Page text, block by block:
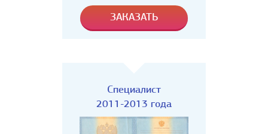
Специалист
2011-2013 года